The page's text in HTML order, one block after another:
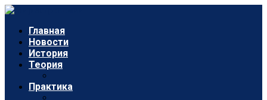
Главная
Новости
История
Теория
Практика